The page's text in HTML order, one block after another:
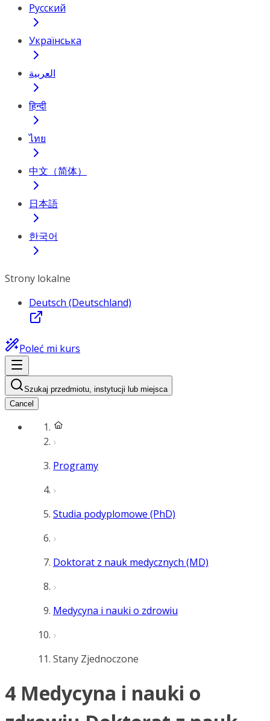
Русский
Українська
العربية
हिन्दी
ไทย
中文（简体）
日本語
한국어
Strony lokalne
Deutsch (Deutschland)
Poleć mi kurs
Szukaj przedmiotu, instytucji lub miejsca
Cancel
Programy
Studia podyplomowe (PhD)
Doktorat z nauk medycznych (MD)
Medycyna i nauki o zdrowiu
Stany Zjednoczone
4 Medycyna i nauki o